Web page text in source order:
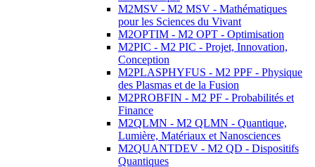
M2MSV - M2 MSV - Mathématiques
pour les Sciences du Vivant
M2OPTIM - M2 OPT - Optimisation
M2PIC - M2 PIC - Projet, Innovation,
Conception
M2PLASPHYFUS - M2 PPF - Physique
des Plasmas et de la Fusion
M2PROBFIN - M2 PF - Probabilités et
Finance
M2QLMN - M2 QLMN - Quantique,
Lumière, Matériaux et Nanosciences
M2QUANTDEV - M2 QD - Dispositifs
Quantiques